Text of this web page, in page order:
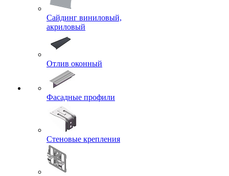
Сайдинг виниловый,
акриловый
Отлив оконный
Фасадные профили
Стеновые крепления